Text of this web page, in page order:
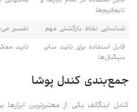
تایم‌فریم‌ها
شناسایی نقاط بازگشتی مهم تفسیر
قابل استفاده برای تایید سایر
سیگنال‌ها
تایید
جمع‌بندی کندل پوشا
کندل اینگالف یکی از معتبرترین